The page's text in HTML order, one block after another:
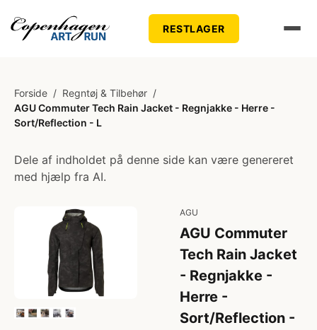
RESTLAGER
Forside / Regntøj & Tilbehør /
AGU Commuter Tech Rain Jacket - Regnjakke - Herre -
Sort/Reflection - L
Dele af indholdet på denne side kan være genereret
med hjælp fra AI.
AGU
AGU Commuter
Tech Rain Jacket
- Regnjakke -
Herre -
Sort/Reflection -